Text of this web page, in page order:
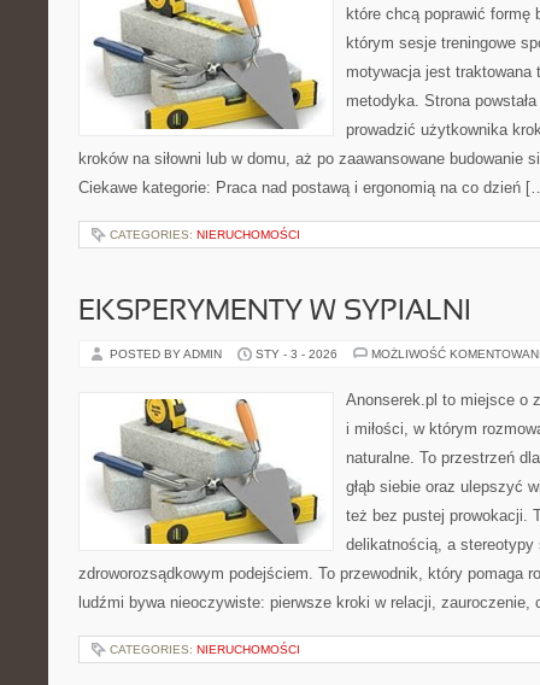
które chcą poprawić formę
którym sesje treningowe
motywacja jest traktowana
metodyka. Strona
prowadzić użytkownika
kroków na siłowni lub w domu, aż po zaawansowane budowanie
Ciekawe kategorie: Praca nad postawą i ergonomią na co dzień
CATEGORIES: NIERUCHOMOŚCI
EKSPERYMENTY W SYPIALNI
POSTED BY ADMIN STY - 3 - 2026 MOŻLIWOŚĆ
Anonserek.pl to miejsce o
i miłości, w którym
naturalne. To przestrzeń
głąb siebie oraz ulepszyć
też bez pustej prowokacji.
delikatnością, a
zdroworozsądkowym podejściem. To przewodnik, który pomaga
ludźmi bywa nieoczywiste: pierwsze kroki w relacji,
CATEGORIES: NIERUCHOMOŚCI